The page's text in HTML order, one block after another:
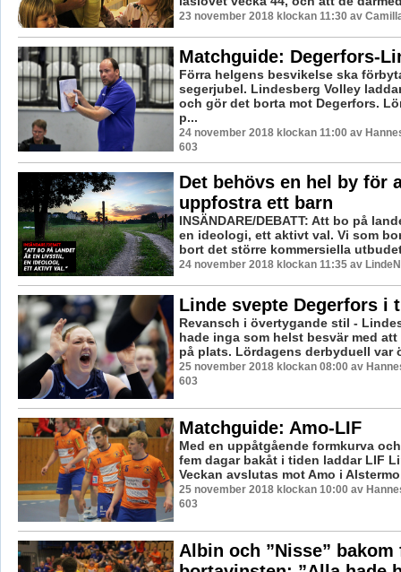
23 november 2018 klockan 11:30 av
Matchguide: Degerfors-
Förra helgens besvikelse ska
segerjubel. Lindesberg Volley
och gör det borta mot Degerfors.
p...
24 november 2018 klockan 11:00 av
603
Det behövs en hel by för
uppfostra ett barn
INSÄNDARE/DEBATT: Att bo på
en ideologi, ett aktivt val. Vi som
bort det större kommersiella
24 november 2018 klockan 11:35 av
Linde svepte Degerfors i
Revansch i övertygande stil -
hade inga som helst besvär med
på plats. Lördagens derbyduell var
25 november 2018 klockan 08:00 av
603
Matchguide: Amo-LIF
Med en uppåtgående formkurva
fem dagar bakåt i tiden laddar LIF
Veckan avslutas mot Amo i
25 november 2018 klockan 10:00 av
603
Albin och ”Nisse” bakom